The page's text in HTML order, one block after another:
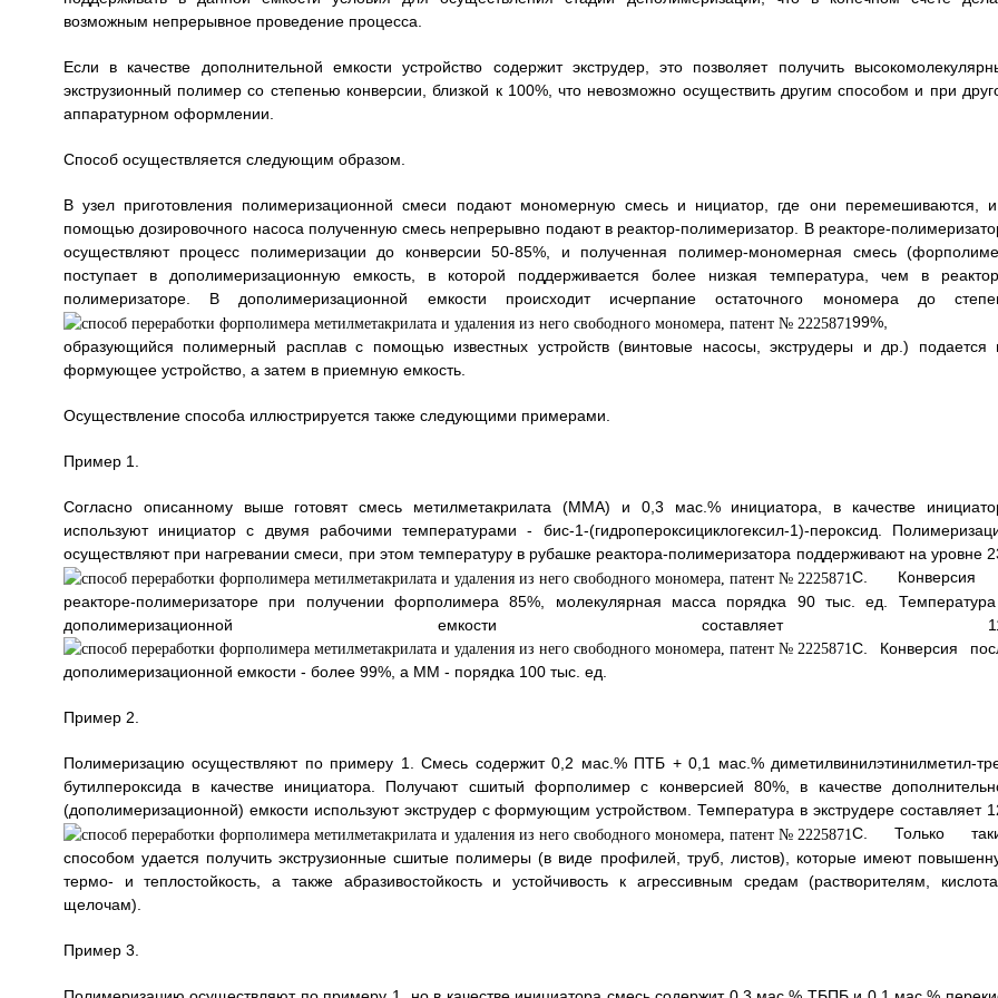
возможным непрерывное проведение процесса.
Если в качестве дополнительной емкости устройство содержит экструдер, это позволяет получить
экструзионный полимер со степенью конверсии, близкой к 100%, что невозможно осуществить другим способом и при
аппаратурном оформлении.
Способ осуществляется следующим образом.
В узел приготовления полимеризационной смеси подают мономерную смесь и нициатор, где они перемешиваются,
помощью дозировочного насоса полученную смесь непрерывно подают в реактор-полимеризатор. В реакторе-
осуществляют процесс полимеризации до конверсии 50-85%, и полученная полимер-мономерная смесь
поступает в дополимеризационную емкость, в которой поддерживается более низкая температура, чем в
полимеризаторе. В дополимеризационной емкости происходит исчерпание остаточного мономера до
99%,
образующийся полимерный расплав с помощью известных устройств (винтовые насосы, экструдеры и др.) подается
формующее устройство, а затем в приемную емкость.
Осуществление способа иллюстрируется также следующими примерами.
Пример 1.
Согласно описанному выше готовят смесь метилметакрилата (ММА) и 0,3 мас.% инициатора, в качестве
используют инициатор с двумя рабочими температурами - бис-1-(гидропероксициклогексил-1)-пероксид.
осуществляют при нагревании смеси, при этом температуру в рубашке реактора-полимеризатора поддерживают на уровне
С. Конверсия
реакторе-полимеризаторе при получении форполимера 85%, молекулярная масса порядка 90 тыс. ед.
дополимеризационной емкости составляет
С. Конверсия
дополимеризационной емкости - более 99%, a MM - порядка 100 тыс. ед.
Пример 2.
Полимеризацию осуществляют по примеру 1. Смесь содержит 0,2 мас.% ПТБ + 0,1 мас.% диметилвинилэтинилметил-
бутилпероксида в качестве инициатора. Получают сшитый форполимер с конверсией 80%, в качестве
(дополимеризационной) емкости используют экструдер с формующим устройством. Температура в экструдере составляет
С. Только
способом удается получить экструзионные сшитые полимеры (в виде профилей, труб, листов), которые имеют
термо- и теплостойкость, а также абразивостойкость и устойчивость к агрессивным средам (растворителям,
щелочам).
Пример 3.